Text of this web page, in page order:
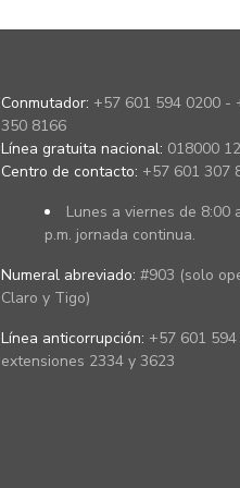
Conmutador: +57 601 594 0200 -
350 8166
Línea gratuita nacional: 018000
Centro de contacto: +57 601 307
Lunes a viernes de 8:00
p.m. jornada continua.
Numeral abreviado: #903 (solo
Claro y Tigo)
Línea anticorrupción: +57 601
extensiones 2334 y 3623